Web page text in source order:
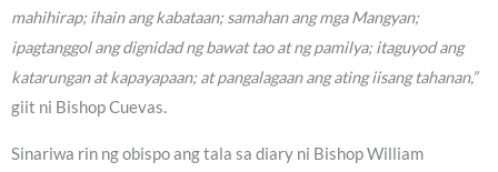
mahihirap; ihain ang kabataan; samahan ang mga Mangyan;
ipagtanggol ang dignidad ng bawat tao at ng pamilya; itaguyod ang
katarungan at kapayapaan; at pangalagaan ang ating iisang tahanan,”
giit ni Bishop Cuevas.
Sinariwa rin ng obispo ang tala sa diary ni Bishop William